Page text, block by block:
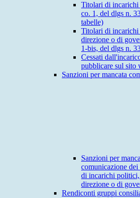
Titolari di
co. 1, del dlgs n.
tabelle)
Titolari di incarichi
direzione o di
1-bis, del dlgs n.
Cessati
pubblicare sul sito
Sanzioni per mancata
Sanzioni per
comunicazione
di incarichi
direzione o di
Rendiconti gruppi